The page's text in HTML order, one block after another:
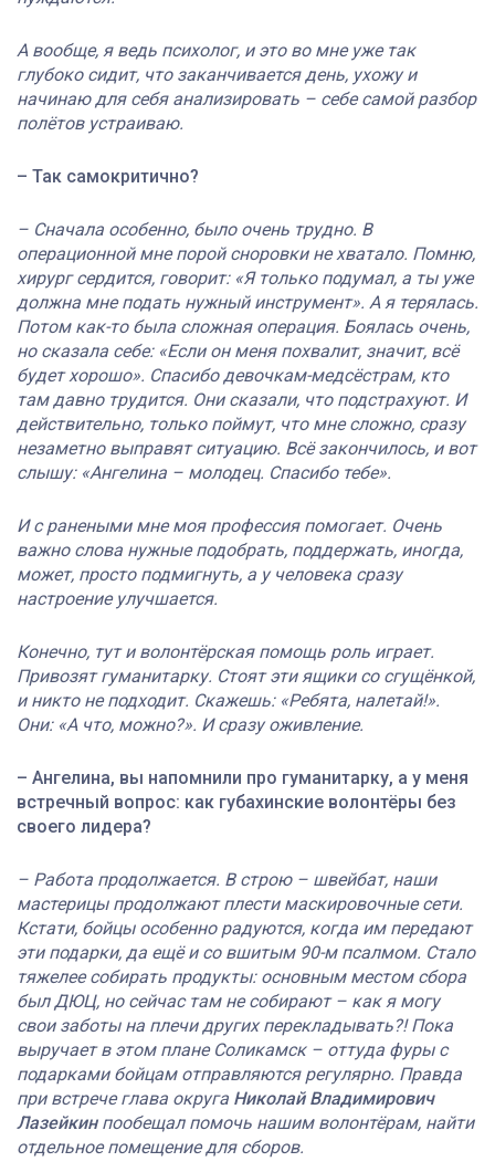
А вообще, я ведь психолог, и это во мне уже так
глубоко сидит, что заканчивается день, ухожу и
начинаю для себя анализировать – себе самой разбор
полётов устраиваю.
– Так самокритично?
– Сначала особенно, было очень трудно. В
операционной мне порой сноровки не хватало. Помню,
хирург сердится, говорит: «Я только подумал, а ты уже
должна мне подать нужный инструмент». А я терялась.
Потом как-то была сложная операция. Боялась очень,
но сказала себе: «Если он меня похвалит, значит, всё
будет хорошо». Спасибо девочкам-медсёстрам, кто
там давно трудится. Они сказали, что подстрахуют. И
действительно, только поймут, что мне сложно, сразу
незаметно выправят ситуацию. Всё закончилось, и вот
слышу: «Ангелина – молодец. Спасибо тебе».
И с ранеными мне моя профессия помогает. Очень
важно слова нужные подобрать, поддержать, иногда,
может, просто подмигнуть, а у человека сразу
настроение улучшается.
Конечно, тут и волонтёрская помощь роль играет.
Привозят гуманитарку. Стоят эти ящики со сгущёнкой,
и никто не подходит. Скажешь: «Ребята, налетай!».
Они: «А что, можно?». И сразу оживление.
– Ангелина, вы напомнили про гуманитарку, а у меня
встречный вопрос: как губахинские волонтёры без
своего лидера?
– Работа продолжается. В строю – швейбат, наши
мастерицы продолжают плести маскировочные сети.
Кстати, бойцы особенно радуются, когда им передают
эти подарки, да ещё и со вшитым 90-м псалмом. Стало
тяжелее собирать продукты: основным местом сбора
был ДЮЦ, но сейчас там не собирают – как я могу
свои заботы на плечи других перекладывать?! Пока
выручает в этом плане Соликамск – оттуда фуры с
подарками бойцам отправляются регулярно. Правда
при встрече глава округа Николай Владимирович
Лазейкин пообещал помочь нашим волонтёрам, найти
отдельное помещение для сборов.